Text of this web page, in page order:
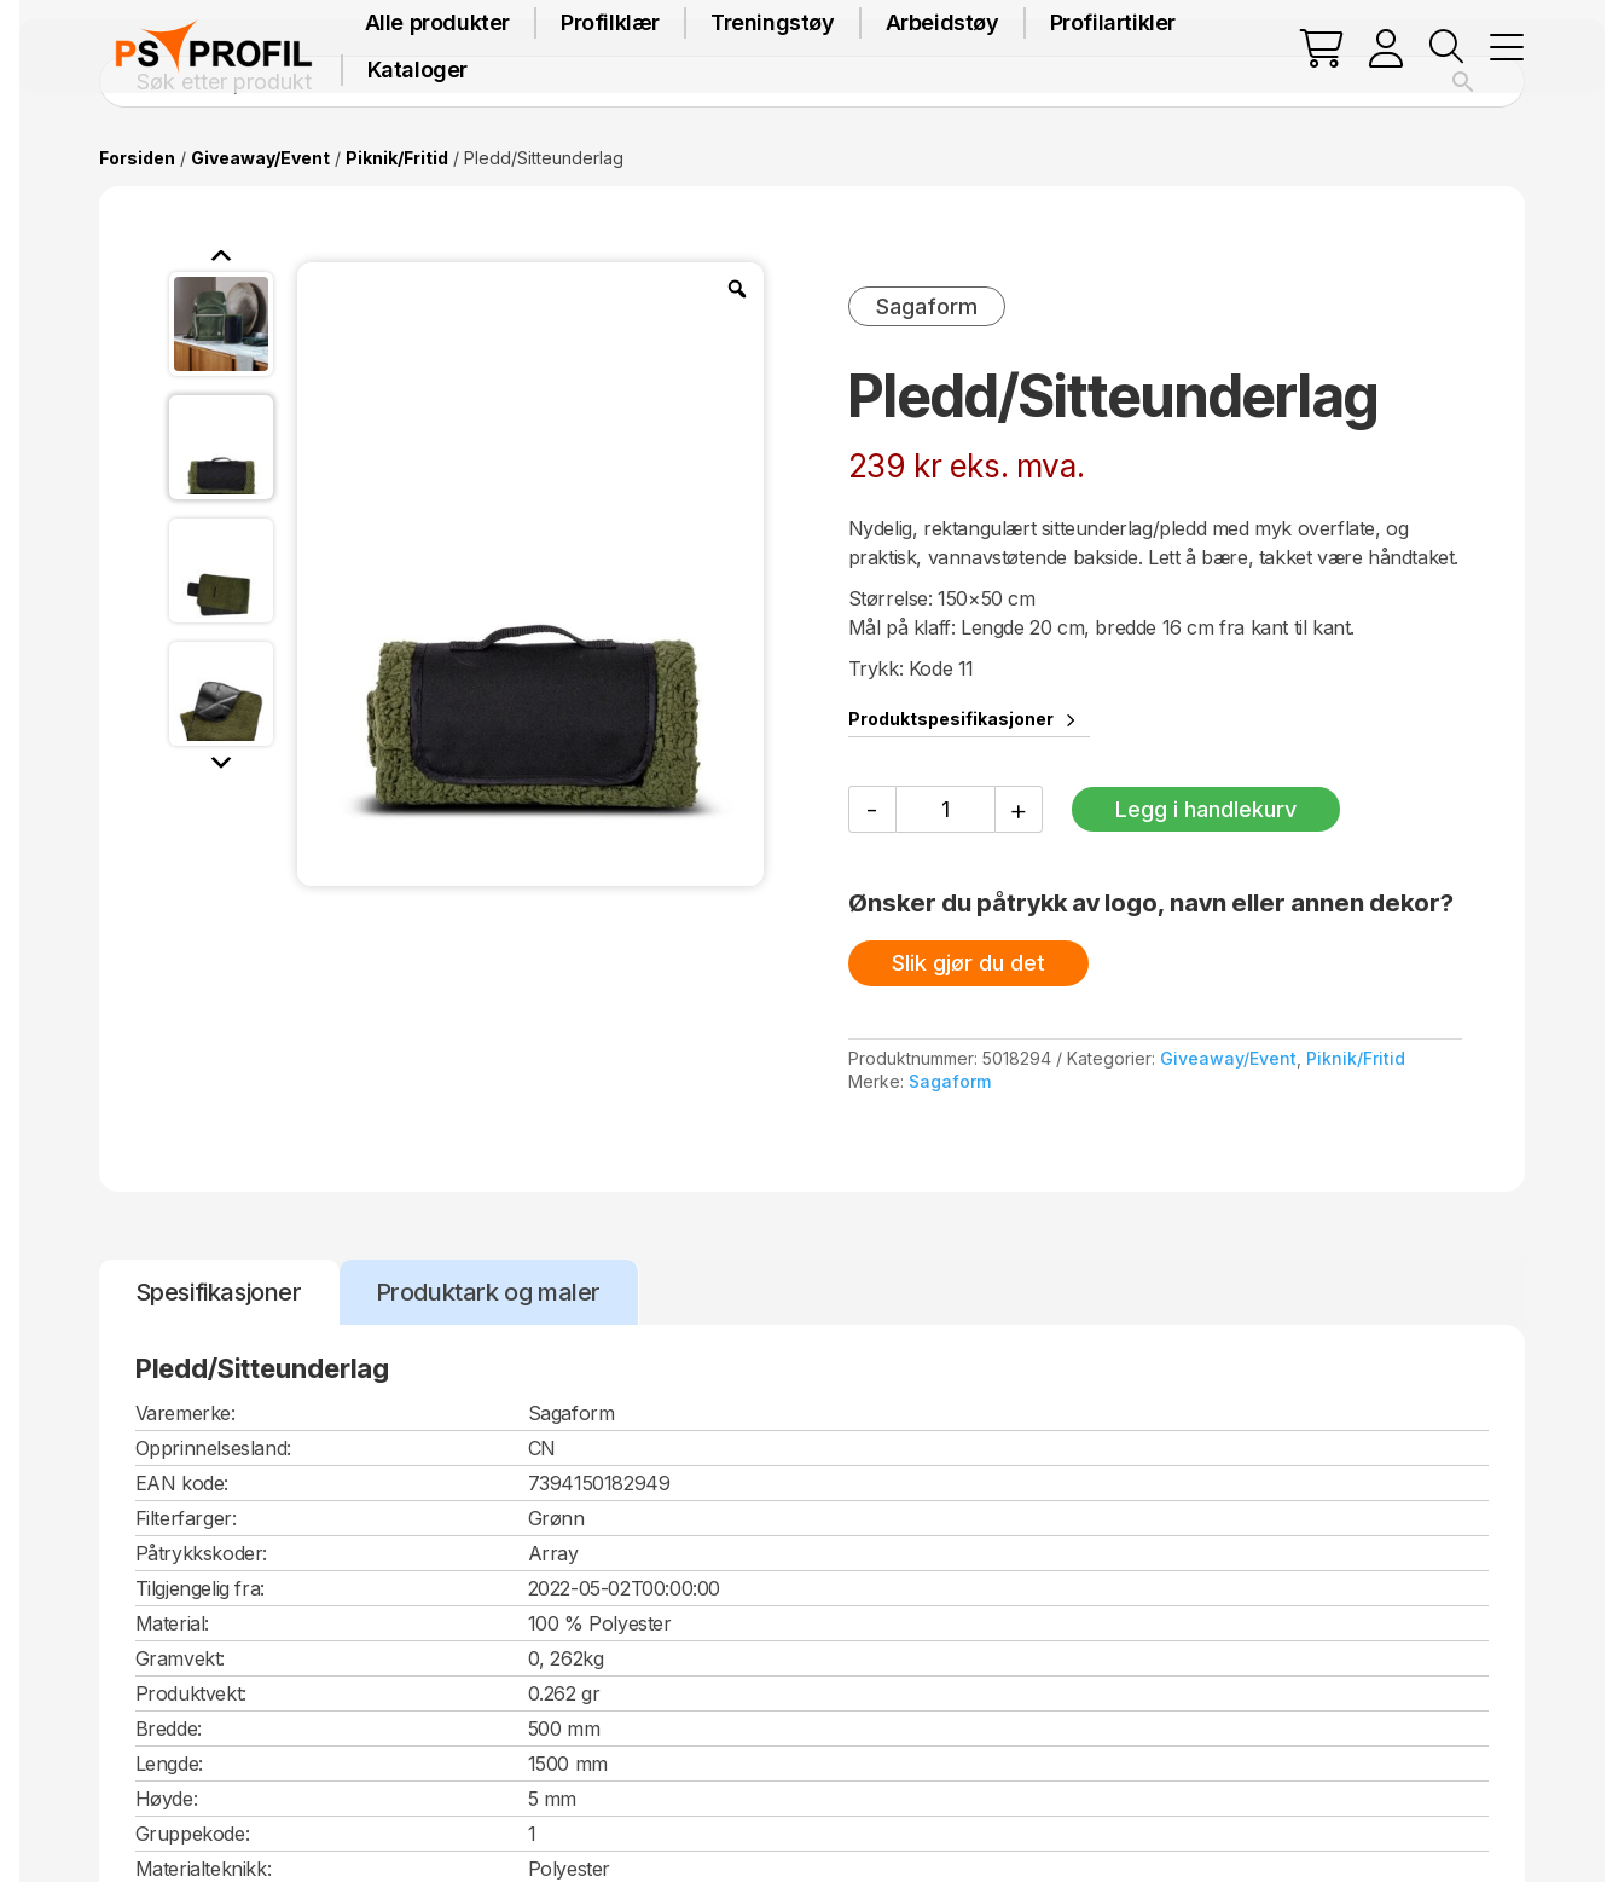
Alle produkter Profilklær Treningstøy Arbeidstøy
Profilartikler
Kataloger
Forsiden / Giveaway/Event/ Piknik/Fritid / Pledd/Sitteunderlag
Sagaform
Pledd/Sitteunderlag
239 kr eks. mva.
Nydelig, rektangulært sitteunderlag/pledd med myk overflate, og
praktisk, vannavstøtende bakside. Lett å bære, takket være håndtaket.
Størrelse: 150×50 cm
Mål på klaff: Lengde 20 cm, bredde 16 cm fra kant til kant.
Trykk: Kode 11
Produktspesifikasjoner
-
antall
+ Legg i handlekurv
Ønsker du påtrykk av logo, navn eller annen dekor?
Slik gjør du det
Produktnummer: 5018294 Kategorier: Giveaway/Event Piknik/Fritid
Merke: Sagaform
Spesifikasjoner Produktark og maler
Pledd/Sitteunderlag
Varemerke:
Sagaform
Opprinnelsesland:
CN
EAN kode:
7394150182949
Filterfarger:
Grønn
Påtrykkskoder:
Array
Tilgjengelig fra:
2022-05-02T00:00:00
Material:
100 % Polyester
Gramvekt:
0, 262kg
Produktvekt:
0.262 gr
Bredde:
500 mm
Lengde:
1500 mm
Høyde:
5 mm
Gruppekode:
1
Materialteknikk:
Polyester